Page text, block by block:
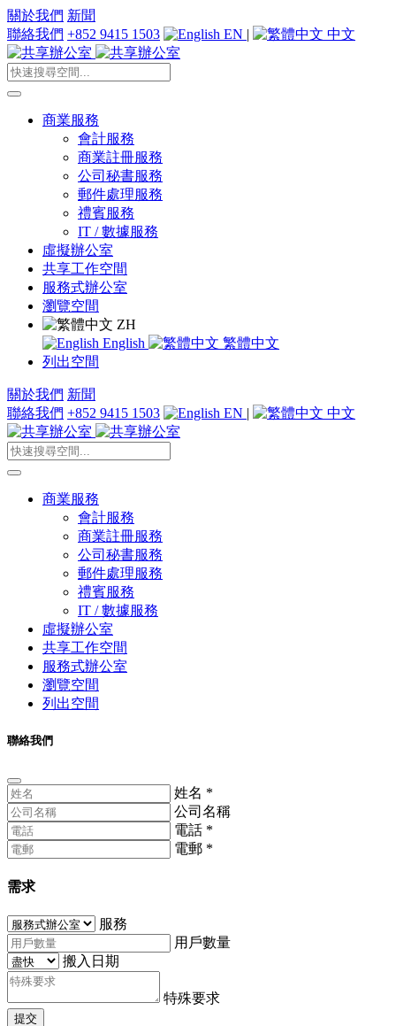
關於我們 新聞
聯絡我們 +852 9415 1503 EN | 中文
商業服務
會計服務
商業註冊服務
公司秘書服務
郵件處理服務
禮賓服務
IT / 數據服務
虛擬辦公室
共享工作空間
服務式辦公室
瀏覽空間
ZH
English
繁體中文
列出空間
關於我們 新聞
聯絡我們 +852 9415 1503 EN | 中文
商業服務
會計服務
商業註冊服務
公司秘書服務
郵件處理服務
禮賓服務
IT / 數據服務
虛擬辦公室
共享工作空間
服務式辦公室
瀏覽空間
列出空間
聯絡我們
姓名 *
公司名稱
電話 *
電郵 *
需求
服務
用戶數量
搬入日期
特殊要求
提交